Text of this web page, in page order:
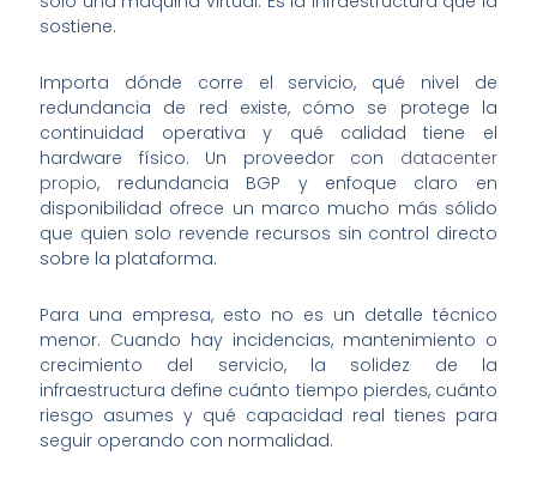
sostiene.
Importa dónde corre el servicio, qué nivel de
redundancia de red existe, cómo se protege la
continuidad operativa y qué calidad tiene el
hardware físico. Un proveedor con datacenter
propio, redundancia BGP y enfoque claro en
disponibilidad ofrece un marco mucho más sólido
que quien solo revende recursos sin control directo
sobre la plataforma.
Para una empresa, esto no es un detalle técnico
menor. Cuando hay incidencias, mantenimiento o
crecimiento del servicio, la solidez de la
infraestructura define cuánto tiempo pierdes, cuánto
riesgo asumes y qué capacidad real tienes para
seguir operando con normalidad.